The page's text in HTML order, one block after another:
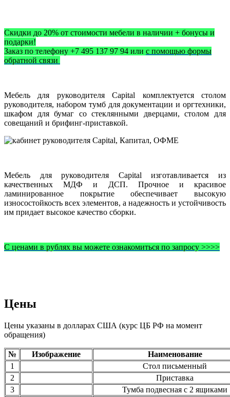
Скидки до 20% от стоимости мебели в наличии + бонусы и
подарки!
Заказ по телефону +7 495 137 97 94 или с помощью формы
обратной связи
Мебель для руководителя Capital комплектуется столом
руководителя, набором тумб для документации и оргтехники,
шкафом для бумаг со стеклянными дверцами, столом для
совещаний и брифинг-приставкой.
Мебель для руководителя Capital изготавливается из
качественных МДФ и ДСП. Прочное и красивое
ламинированное покрытие обеспечивает высокую
износостойкость всех элементов, а надежность и устойчивость
им придает высокое качество сборки.
С ценами в рублях вы можете ознакомиться по запросу >>>>
Цены
Цены указаны в долларах США (курс ЦБ РФ на момент
обращения)
№ Изображение
Наименование
1
Стол письменный
2
Приставка
3
Тумба подвесная с 2 ящиками